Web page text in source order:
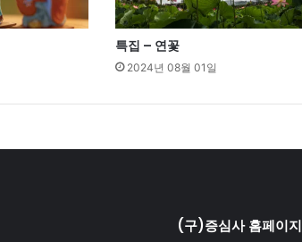
특집 – 연꽃
2024년 08월 01일
(구)증심사 홈페이지